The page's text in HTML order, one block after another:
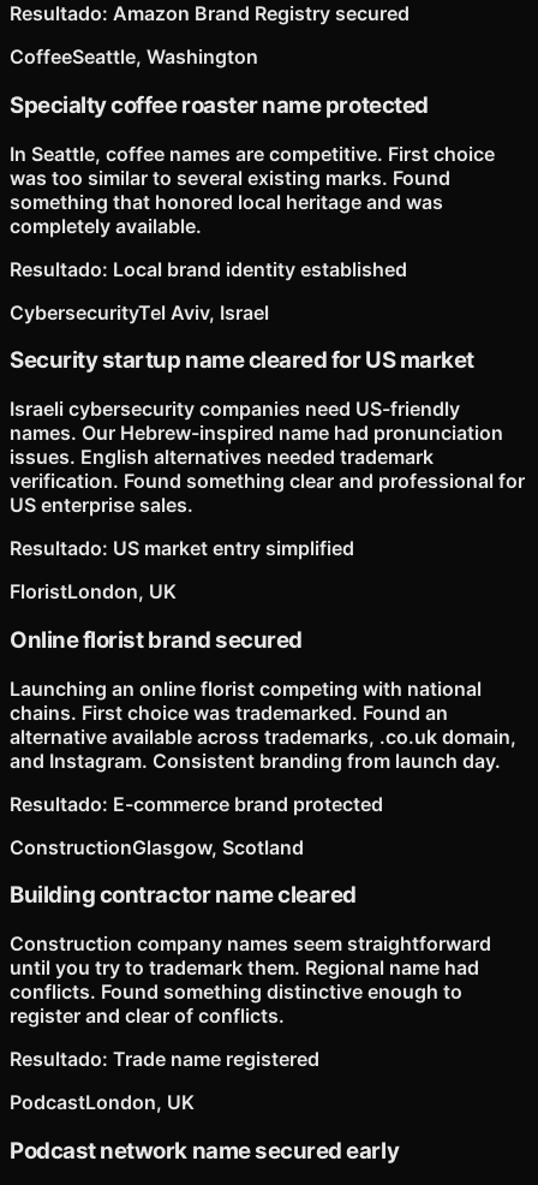
Resultado: Amazon Brand Registry secured
CoffeeSeattle, Washington
Specialty coffee roaster name protected
In Seattle, coffee names are competitive. First choice
was too similar to several existing marks. Found
something that honored local heritage and was
completely available.
Resultado: Local brand identity established
CybersecurityTel Aviv, Israel
Security startup name cleared for US market
Israeli cybersecurity companies need US-friendly
names. Our Hebrew-inspired name had pronunciation
issues. English alternatives needed trademark
verification. Found something clear and professional for
US enterprise sales.
Resultado: US market entry simplified
FloristLondon, UK
Online florist brand secured
Launching an online florist competing with national
chains. First choice was trademarked. Found an
alternative available across trademarks, .co.uk domain,
and Instagram. Consistent branding from launch day.
Resultado: E-commerce brand protected
ConstructionGlasgow, Scotland
Building contractor name cleared
Construction company names seem straightforward
until you try to trademark them. Regional name had
conflicts. Found something distinctive enough to
register and clear of conflicts.
Resultado: Trade name registered
PodcastLondon, UK
Podcast network name secured early